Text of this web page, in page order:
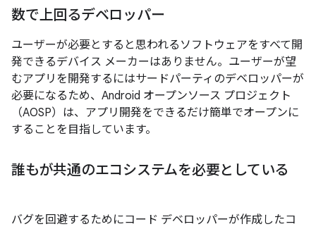
数で上回るデベロッパー
ユーザーが必要とすると思われるソフトウェアをすべて開
発できるデバイス メーカーはありません。ユーザーが望
むアプリを開発するにはサードパーティのデベロッパーが
必要になるため、Android オープンソース プロジェクト
（AOSP）は、アプリ開発をできるだけ簡単でオープンに
することを目指しています。
誰もが共通のエコシステムを必要としている
バグを回避するためにコード デベロッパーが作成したコ